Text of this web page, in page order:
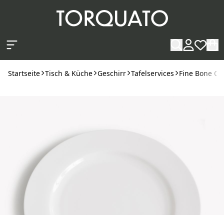
Startseite Tisch & Küche Geschirr Tafelservices Fine Bone